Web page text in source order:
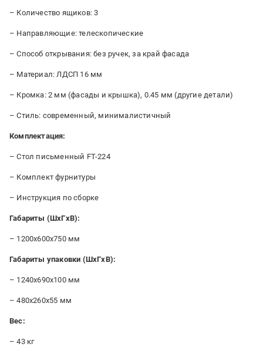
– Количество ящиков: 3
– Направляющие: телескопические
– Способ открывания: без ручек, за край фасада
– Материал: ЛДСП 16 мм
– Кромка: 2 мм (фасады и крышка), 0.45 мм (другие детали)
– Стиль: современный, минималистичный
Комплектация:
– Стол письменный FT-224
– Комплект фурнитуры
– Инструкция по сборке
Габариты (ШxГxВ):
– 1200x600x750 мм
Габариты упаковки (ШxГxВ):
– 1240x690x100 мм
– 480x260x55 мм
Вес:
– 43 кг